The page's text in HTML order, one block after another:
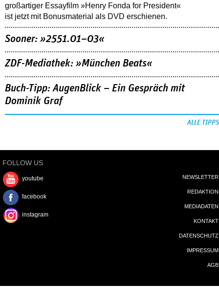
großartiger Essayfilm »Henry Fonda for President«
ist jetzt mit Bonusmaterial als DVD erschienen.
Sooner: »2551.01–03«
ZDF-Mediathek: »München Beats«
Buch-Tipp: AugenBlick – Ein Gespräch mit
Dominik Graf
ALLE TIPPS
FOLLOW US
youtube
facebook
instagram
NEWSLETTER
REDAKTION
MEDIADATEN
KONTAKT
DATENSCHUTZ
IMPRESSUM
AGB